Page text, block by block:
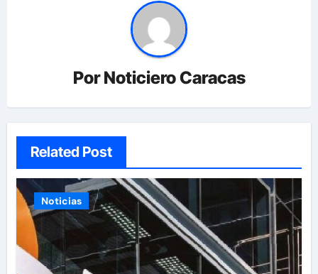
PorNoticiero Caracas
Related Post
Noticias